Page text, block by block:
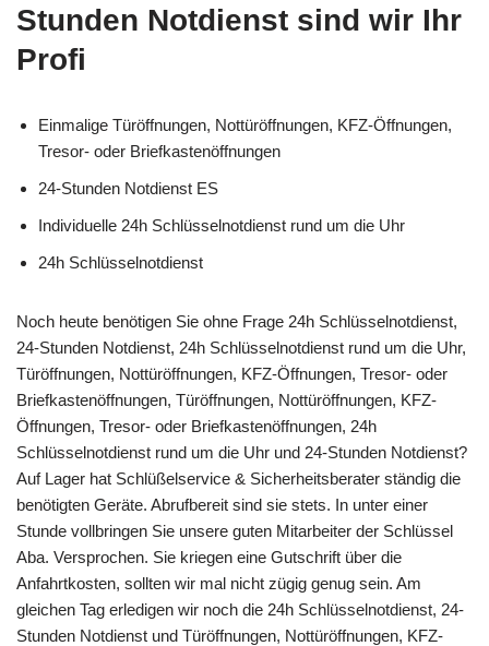
Stunden Notdienst sind wir Ihr
Profi
Einmalige Türöffnungen, Nottüröffnungen, KFZ-Öffnungen,
Tresor- oder Briefkastenöffnungen
24-Stunden Notdienst ES
Individuelle 24h Schlüsselnotdienst rund um die Uhr
24h Schlüsselnotdienst
Noch heute benötigen Sie ohne Frage 24h Schlüsselnotdienst,
24-Stunden Notdienst, 24h Schlüsselnotdienst rund um die Uhr,
Türöffnungen, Nottüröffnungen, KFZ-Öffnungen, Tresor- oder
Briefkastenöffnungen, Türöffnungen, Nottüröffnungen, KFZ-
Öffnungen, Tresor- oder Briefkastenöffnungen, 24h
Schlüsselnotdienst rund um die Uhr und 24-Stunden Notdienst?
Auf Lager hat Schlüßelservice & Sicherheitsberater ständig die
benötigten Geräte. Abrufbereit sind sie stets. In unter einer
Stunde vollbringen Sie unsere guten Mitarbeiter der Schlüssel
Aba. Versprochen. Sie kriegen eine Gutschrift über die
Anfahrtkosten, sollten wir mal nicht zügig genug sein. Am
gleichen Tag erledigen wir noch die 24h Schlüsselnotdienst, 24-
Stunden Notdienst und Türöffnungen, Nottüröffnungen, KFZ-